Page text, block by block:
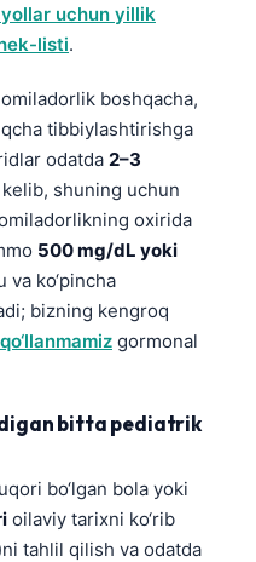
uchun yillik
listi.
boshqacha,
tibbiylashtirishga
odatda 2–3
shuning uchun
oxirida
500 mg/dL yoki
va ko‘pincha
bizning kengroq
gormonal
bitta pediatrik
bo‘lgan bola yoki
oilaviy tarixni ko‘rib
tahlil qilish va odatda